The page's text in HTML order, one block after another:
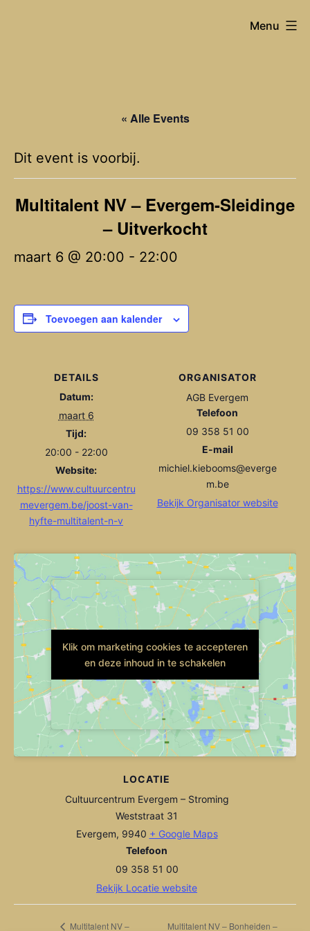
Menu
« Alle Events
Dit event is voorbij.
Multitalent NV – Evergem-Sleidinge
– Uitverkocht
maart 6 @ 20:00 - 22:00
Toevoegen aan kalender
DETAILS
Datum:
maart 6
Tijd:
20:00 - 22:00
Website:
https://www.cultuurcentru
mevergem.be/joost-van-
hyfte-multitalent-n-v
ORGANISATOR
AGB Evergem
Telefoon
09 358 51 00
E-mail
michiel.kiebooms@everge
m.be
Bekijk Organisator website
LOCATIE
Cultuurcentrum Evergem – Stroming
Weststraat 31
Evergem, 9940 + Google Maps
Telefoon
09 358 51 00
Bekijk Locatie website
Klik om marketing cookies te accepteren
en deze inhoud in te schakelen
Klik om marketing cookies te accepteren
en deze inhoud in te schakelen
Multitalent NV – Multitalent NV – Bonheiden –